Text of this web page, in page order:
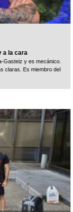
a la cara
Gasteiz y es mecánico.
claras. Es miembro del